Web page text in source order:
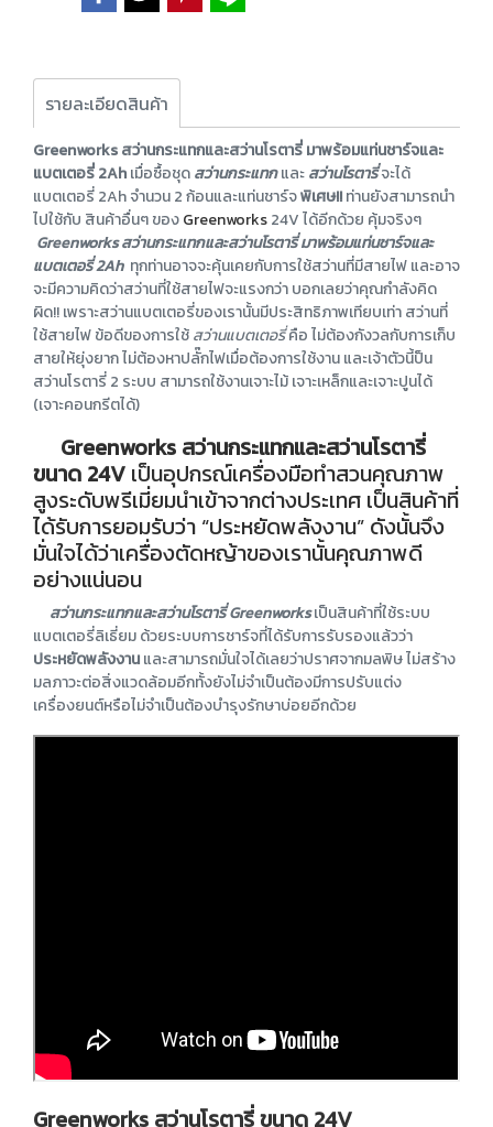
รายละเอียดสินค้า
Greenworks สว่านกระแทกและสว่านโรตารี่ มาพร้อมแท่นชาร์จและ
แบตเตอรี่ 2Ahเมื่อซื้อชุดสว่านกระแทกและสว่านโรตารี่จะได้
แบตเตอรี่ 2Ah จำนวน 2 ก้อนและแท่นชาร์จพิเศษ!!ท่านยังสามารถนำ
ไปใช้กับ สินค้าอื่นๆ ของGreenworks24V ได้อีกด้วย คุ้มจริงๆ
Greenworks สว่านกระแทกและสว่านโรตารี่ มาพร้อมแท่นชาร์จและ
แบตเตอรี่ 2Ah ทุกท่านอาจจะคุ้นเคยกับการใช้สว่านที่มีสายไฟ และอาจ
จะมีความคิดว่าสว่านที่ใช้สายไฟจะแรงกว่า บอกเลยว่าคุณกำลังคิด
ผิด!! เพราะสว่านแบตเตอรี่ของเรานั้นมีประสิทธิภาพเทียบเท่า สว่านที่
ใช้สายไฟ ข้อดีของการใช้สว่านแบตเตอรี่คือ ไม่ต้องกังวลกับการเก็บ
สายให้ยุ่งยาก ไม่ต้องหาปลั๊กไฟเมื่อต้องการใช้งาน และเจ้าตัวนี้ป็น
สว่านโรตารี่ 2 ระบบ สามารถใช้งานเจาะไม้ เจาะเหล็กและเจาะปูนได้
(เจาะคอนกรีตได้)
Greenworks สว่านกระแทกและสว่านโรตารี่
ขนาด 24V เป็นอุปกรณ์เครื่องมือทำสวนคุณภาพ
สูงระดับพรีเมี่ยมนำเข้าจากต่างประเทศ เป็นสินค้าที่
ได้รับการยอมรับว่า “ประหยัดพลังงาน” ดังนั้นจึง
มั่นใจได้ว่าเครื่องตัดหญ้าของเรานั้นคุณภาพดี
อย่างแน่นอน
สว่านกระแทกและสว่านโรตารี่ Greenworksเป็นสินค้าที่ใช้ระบบ
แบตเตอรี่ลิเธี่ยม ด้วยระบบการชาร์จที่ได้รับการรับรองแล้วว่า
ประหยัดพลังงานและสามารถมั่นใจได้เลยว่าปราศจากมลพิษ ไม่สร้าง
มลภาวะต่อสิ่งแวดล้อมอีกทั้งยังไม่จำเป็นต้องมีการปรับแต่ง
เครื่องยนต์หรือไม่จำเป็นต้องบำรุงรักษาบ่อยอีกด้วย
Greenworks สว่านโรตารี่ ขนาด 24V